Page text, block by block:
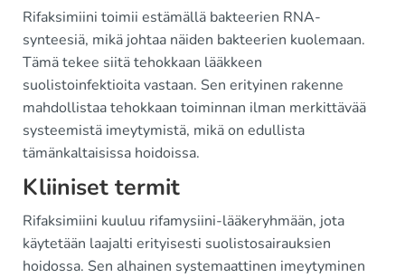
Rifaksimiini toimii estämällä bakteerien RNA-
synteesiä, mikä johtaa näiden bakteerien kuolemaan.
Tämä tekee siitä tehokkaan lääkkeen
suolistoinfektioita vastaan. Sen erityinen rakenne
mahdollistaa tehokkaan toiminnan ilman merkittävää
systeemistä imeytymistä, mikä on edullista
tämänkaltaisissa hoidoissa.
Kliiniset termit
Rifaksimiini kuuluu rifamysiini-lääkeryhmään, jota
käytetään laajalti erityisesti suolistosairauksien
hoidossa. Sen alhainen systemaattinen imeytyminen